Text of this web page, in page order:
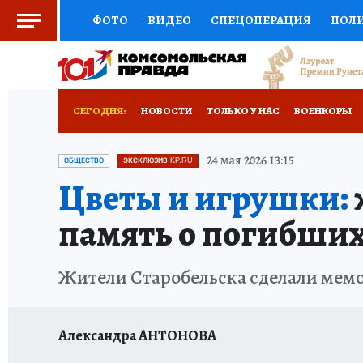
ФОТО ВИДЕО СПЕЦОПЕРАЦИЯ
СОЦПОДДЕРЖКА НАУКА СПОРТ
ТЕСТЫ
СЕГОДНЯ: НОВОСТИ ТОЛЬКО У НАС ВОЕНКОРЫ
ИСПЫТАНО НА СЕБЕ
ОБЩЕСТВО ЭКСКЛЮЗИВ KP.RU 24 мая 2026 13:15
Цветы и игрушки:
память о
Жители Старобельска сделали
Александра АНТОНОВА